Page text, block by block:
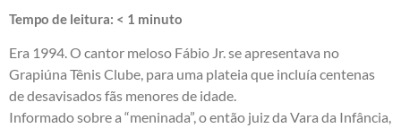
Tempo de leitura: < 1 minuto
Era 1994. O cantor meloso Fábio Jr. se apresentava no
Grapiúna Tênis Clube, para uma plateia que incluía centenas
de desavisados fãs menores de idade.
Informado sobre a “meninada”, o então juiz da Vara da Infância,